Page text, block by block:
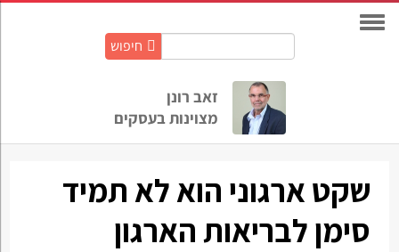
חיפוש
זאב רונן
מצוינות בעסקים
שקט ארגוני הוא לא תמיד
סימן לבריאות הארגון